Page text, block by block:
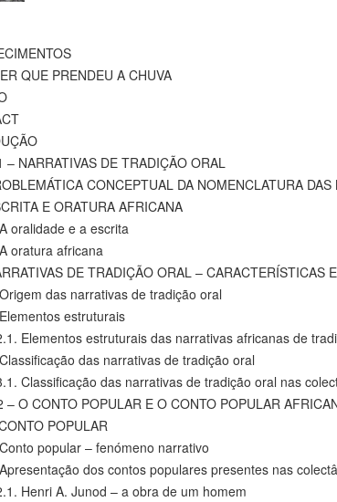
QUE PRENDEU A CHUVA
– NARRATIVAS DE TRADIÇÃO ORAL
CONCEPTUAL DA NOMENCLATURA
E ORATURA AFRICANA
e a escrita
africana
DE TRADIÇÃO ORAL – CARACTERÍSTICAS
das narrativas de tradição oral
estruturais
estruturais das narrativas africanas de
das narrativas de tradição oral
das narrativas de tradição oral nas
– O CONTO POPULAR E O CONTO POPULAR
POPULAR
popular – fenómeno narrativo
dos contos populares presentes nas
A. Junod – a obra de um homem